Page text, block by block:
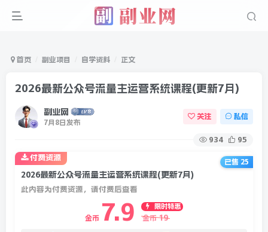
首页 副业项目 自学资料 正文
2026最新公众号流量主运营系统课程(更新7月)
副业网
7月8日发布
关注 私信
934 95
2026最新公众号流量主运营系统课程(更新7月)
此内容为付费资源，请付费后查看
金币 7.9
限时特惠
金币 19
付费资源
已售 25